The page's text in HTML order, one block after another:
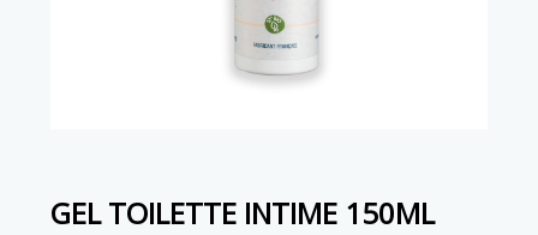
GEL TOILETTE INTIME 150ML